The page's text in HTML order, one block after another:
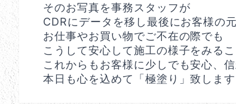
そのお写真を事務スタッフが
CDRにデータを移し最後にお客様の
お仕事やお買い物でご不在の際でも
こうして安心して施工の様子をみる
これからもお客様に少しでも安心、
本日も心を込めて「極塗り」致します